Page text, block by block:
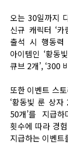
오는 30일까지
신규 캐릭터 ‘
출석 시 행동력
아이템인 ‘황동
큐브 2개’, ‘300
또한 이벤트 스
‘황동빛 룬 상자
50개’를 지급
횟수에 따라 경
지급하는 이벤트